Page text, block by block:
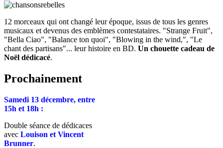
12 morceaux qui ont changé leur époque, issus de tous les genres
musicaux et devenus des emblèmes contestataires. "Strange Fruit",
"Bella Ciao", "Balance ton quoi", "Blowing in the wind,", "Le
chant des partisans"... leur histoire en BD. Un chouette cadeau de
Noël dédicacé.
Prochainement
Samedi 13 décembre, entre
15h et 18h :
Double séance de dédicaces
avec Louison et Vincent
Brunner.